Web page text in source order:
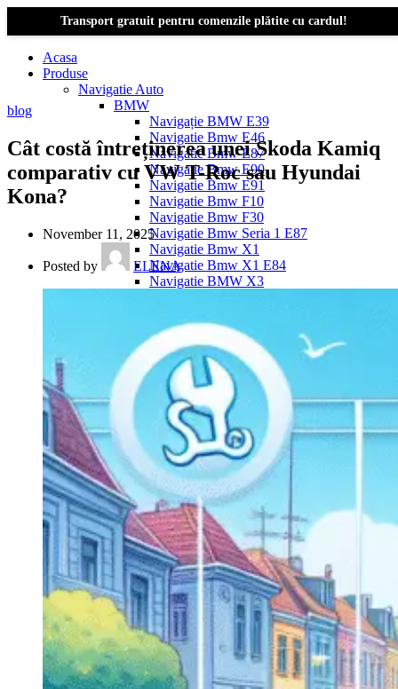
Transport gratuit pentru comenzile plătite cu cardul!
Acasa
Produse
Navigatie Auto
BMW
Navigație BMW E39
Navigatie Bmw E46
Navigatie Bmw E87
Navigatie Bmw E90
Navigatie Bmw E91
Navigatie Bmw F10
Navigatie Bmw F30
Navigatie Bmw Seria 1 E87
Navigatie Bmw X1
Navigatie Bmw X1 E84
Navigatie BMW X3
Dacia Logan
Navigație Dacia Logan 1 (2004–2012)
Navigație Dacia Logan 2 (2012–2020)
Navigație Dacia Logan 3 (2020–Prezent)
Dacia Duster
Navigatie Duster 2011
Navigatie Duster 2019
Audi
Navigatie Audi A3 8p
Navigatie Audi A4
Navigatie Audi A4 B6
Navigatie Audi A4 B7
Navigatie Audi A4 B8
Navigatie Audi A5
Navigatie Audi A6 C5
Navigatie Audi A6 C6
Navigatie Audi A6 C7
Navigatie Audi Q5
Ford
Navigație Ford Fiesta
Navigație Ford Focus 1
Navigație Ford Focus 2
Navigație Ford Focus MK3
blog
Cât costă întreținerea unei Skoda Kamiq
comparativ cu VW T-Roc sau Hyundai
Kona?
November 11, 2025
Posted by ELENA